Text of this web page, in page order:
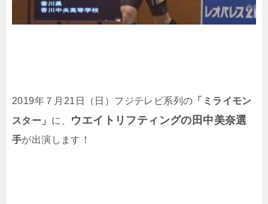
2019年７月21日（日）フジテレビ系列の 「ミライモン
スター」 に、 ウエイトリフティングの田中美奈選
手が出演します！